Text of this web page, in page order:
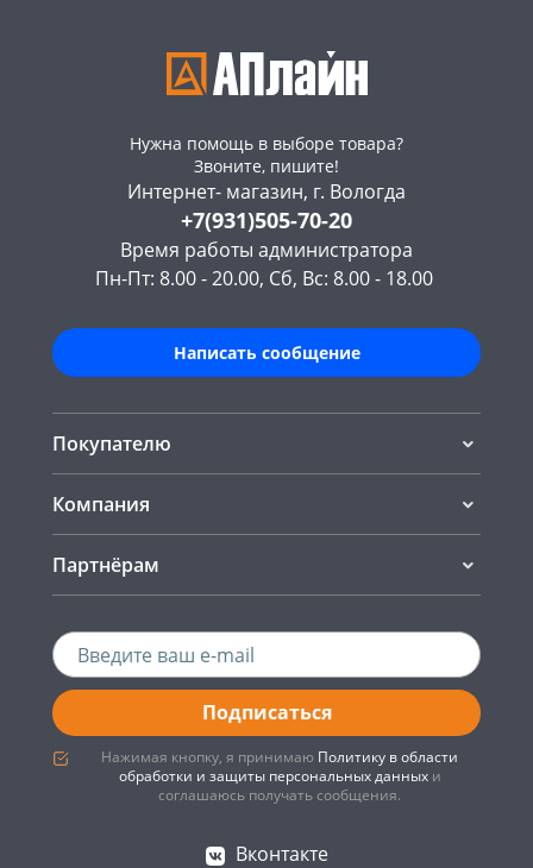
Нужна помощь в выборе товара?
Звоните, пишите!
Интернет- магазин, г. Вологда
+7(931)505-70-20
Время работы администратора
Пн-Пт: 8.00 - 20.00, Сб, Вс: 8.00 - 18.00
Написать сообщение
Покупателю
Компания
Партнёрам
Подписаться
Нажимая кнопку, я принимаю Политику в области
обработки и защиты персональных данныхи
соглашаюсь получать сообщения.
Вконтакте